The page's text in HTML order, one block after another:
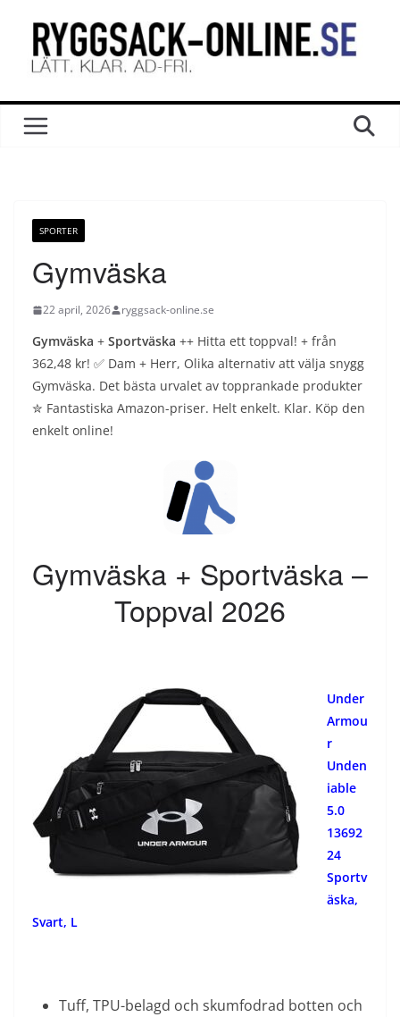
innehåll
SPORTER
Gymväska
22 april, 2026 ryggsack-online.se
Gymväska + Sportväska ++ Hitta ett toppval! + från
362,48 kr! ✅ Dam + Herr, Olika alternativ att välja snygg
Gymväska. Det bästa urvalet av topprankade produkter
✮ Fantastiska Amazon-priser. Helt enkelt. Klar. Köp den
enkelt online!
Gymväska + Sportväska –
Toppval 2026
Under
Armou
r
Unden
iable
5.0
13692
24
Sportv
äska,
Svart, L
Tuff, TPU-belagd och skumfodrad botten och